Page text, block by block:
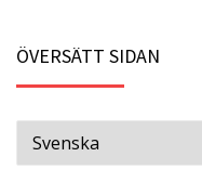
ÖVERSÄTT SIDAN